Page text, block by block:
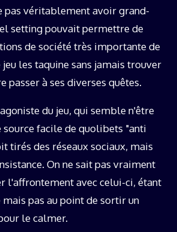
pas véritablement avoir grand-
setting pouvait permettre de
de société très importante de
les taquine sans jamais trouver
passer à ses diverses quêtes.
du jeu, qui semble n'être
source facile de quolibets "anti
tirés des réseaux sociaux, mais
On ne sait pas vraiment
l'affrontement avec celui-ci, étant
pas au point de sortir un
le calmer.